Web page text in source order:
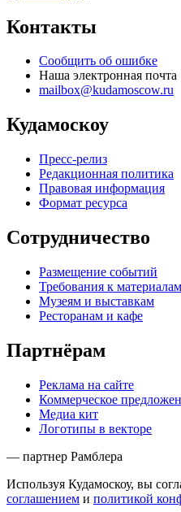
Контакты
Сообщить об ошибке
Наша электронная почта
mailbox@kudamoscow.ru
Кудамоскоу
Пресс-релиз
Редакционная политика
Правовая информация
Формат ресурса
Сотрудничество
Размещение событий
Требования к материалам
Музеям и выставкам
Ресторанам и кафе
Партнёрам
Реклама на сайте
Коммерческое
Медиа кит
Логотипы в векторе
— партнер Рамблера
Используя Кудамоскоу, вы
соглашением и политикой